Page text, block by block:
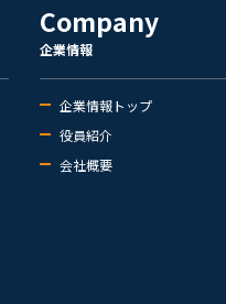
Company
企業情報
企業情報トップ
役員紹介
会社概要